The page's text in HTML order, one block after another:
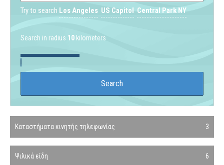
Try to search Los Angeles US Capitol Central Park NY
Search in radius 10 kilometers
Καταστήματα κινητής τηλεφωνίας 3
Ψιλικά είδη 6